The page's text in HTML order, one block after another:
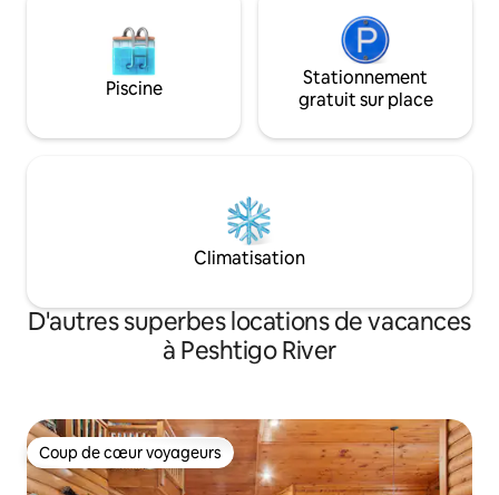
Piscine
Stationnement
gratuit sur place
Climatisation
D'autres superbes locations de vacances
à Peshtigo River
Coup de cœur voyageurs
Coup de cœur voyageurs